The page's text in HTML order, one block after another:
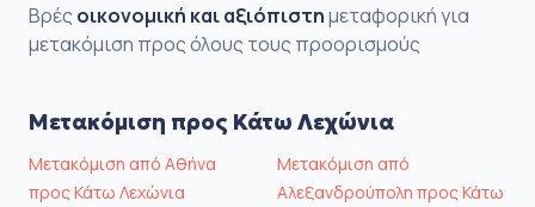
Βρές οικονομική και αξιόπιστημεταφορική για
μετακόμιση προς όλους τους προορισμούς
Μετακόμιση προς Κάτω Λεχώνια
Μετακόμιση από Αθήνα
προς Κάτω Λεχώνια
Μετακόμιση από
Αλεξανδρούπολη προς Κάτω